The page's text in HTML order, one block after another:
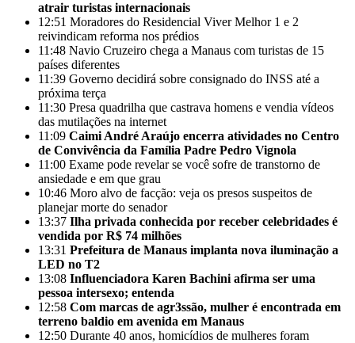
atrair turistas internacionais
12:51 Moradores do Residencial Viver Melhor 1 e 2
reivindicam reforma nos prédios
11:48 Navio Cruzeiro chega a Manaus com turistas de 15
países diferentes
11:39 Governo decidirá sobre consignado do INSS até a
próxima terça
11:30 Presa quadrilha que castrava homens e vendia vídeos
das mutilações na internet
11:09 Caimi André Araújo encerra atividades no Centro
de Convivência da Família Padre Pedro Vignola
11:00 Exame pode revelar se você sofre de transtorno de
ansiedade e em que grau
10:46 Moro alvo de facção: veja os presos suspeitos de
planejar morte do senador
13:37 Ilha privada conhecida por receber celebridades é
vendida por R$ 74 milhões
13:31 Prefeitura de Manaus implanta nova iluminação a
LED no T2
13:08 Influenciadora Karen Bachini afirma ser uma
pessoa intersexo; entenda
12:58 Com marcas de agr3ssão, mulher é encontrada em
terreno baldio em avenida em Manaus
12:50 Durante 40 anos, homicídios de mulheres foram